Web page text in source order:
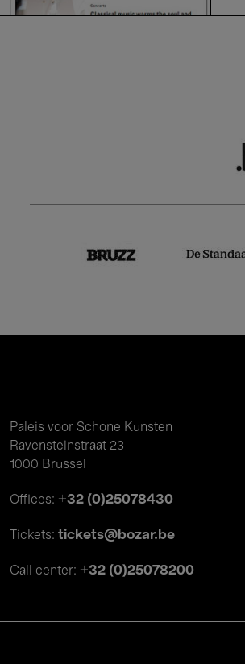
Paleis voor Schone Kunsten
Ravensteinstraat 23
1000 Brussel
Offices: +32 (0)25078430
Tickets: tickets@bozar.be
Call center: +32 (0)25078200